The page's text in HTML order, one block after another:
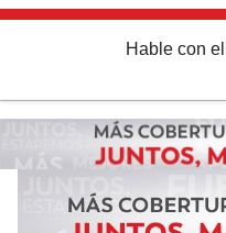
Hable con el